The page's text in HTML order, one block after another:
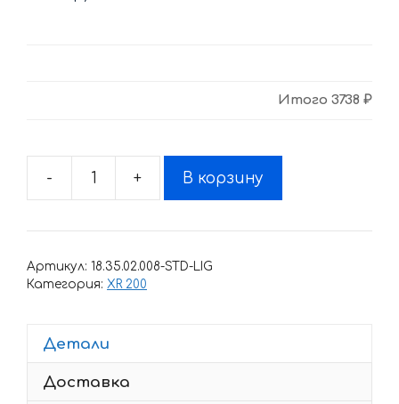
Итого 3738 ₽
-
Количество
Комплект
1996-
+ В корзину
Артикул: 18.35.02.008-STD-LIG
Категория: XR 200
Детали
Доставка